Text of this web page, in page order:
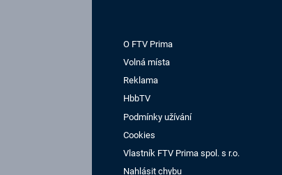
O FTV Prima
Volná místa
Reklama
HbbTV
Podmínky užívání
Cookies
Vlastník FTV Prima spol. s r.o.
Nahlásit chybu